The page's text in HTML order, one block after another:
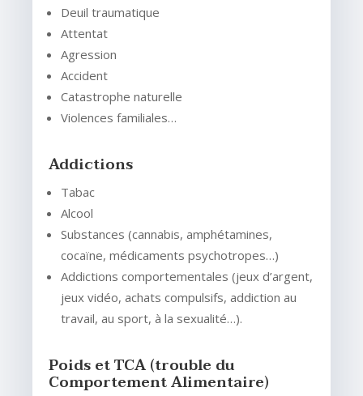
Deuil traumatique
Attentat
Agression
Accident
Catastrophe naturelle
Violences familiales…
Addictions
Tabac
Alcool
Substances (cannabis, amphétamines,
cocaïne, médicaments psychotropes…)
Addictions comportementales (jeux d’argent,
jeux vidéo, achats compulsifs, addiction au
travail, au sport, à la sexualité…).
Poids et TCA (trouble du
Comportement Alimentaire)